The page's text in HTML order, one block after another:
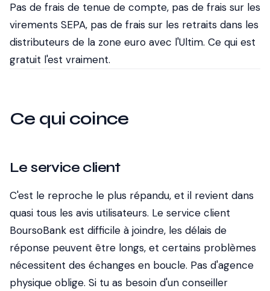
Pas de frais de tenue de compte, pas de frais sur les
virements SEPA, pas de frais sur les retraits dans les
distributeurs de la zone euro avec l'Ultim. Ce qui est
gratuit l'est vraiment.
Ce qui coince
Le service client
C'est le reproche le plus répandu, et il revient dans
quasi tous les avis utilisateurs. Le service client
BoursoBank est difficile à joindre, les délais de
réponse peuvent être longs, et certains problèmes
nécessitent des échanges en boucle. Pas d'agence
physique oblige. Si tu as besoin d'un conseiller